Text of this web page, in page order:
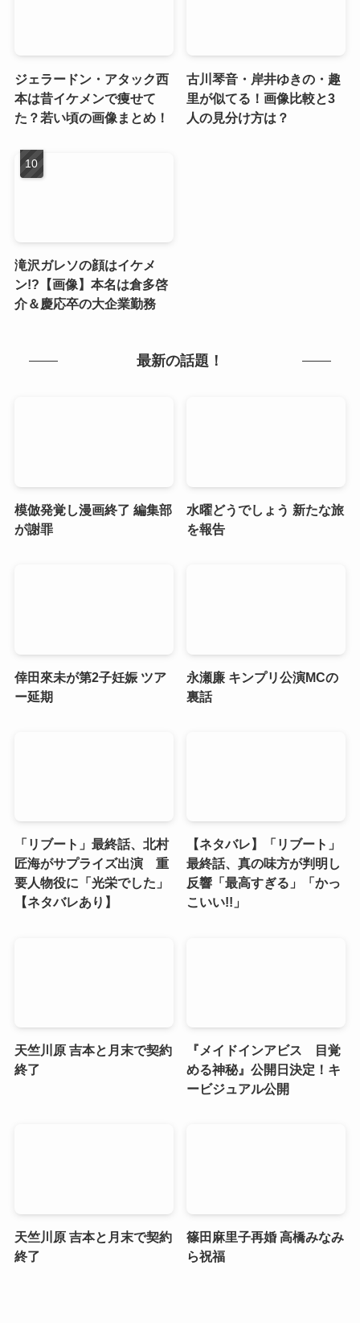
ジェラードン・アタック西
本は昔イケメンで痩せて
た？若い頃の画像まとめ！
古川琴音・岸井ゆきの・趣
里が似てる！画像比較と3
人の見分け方は？
滝沢ガレソの顔はイケメ
ン!?【画像】本名は倉多啓
介＆慶応卒の大企業勤務
最新の話題！
模倣発覚し漫画終了 編集部
が謝罪
水曜どうでしょう 新たな旅
を報告
倖田來未が第2子妊娠 ツア
ー延期
永瀬廉 キンプリ公演MCの
裏話
「リブート」最終話、北村
匠海がサプライズ出演 重
要人物役に「光栄でした」
【ネタバレあり】
【ネタバレ】「リブート」
最終話、真の味方が判明し
反響「最高すぎる」「かっ
こいい!!」
天竺川原 吉本と月末で契約
終了
『メイドインアビス 目覚
める神秘』公開日決定！キ
ービジュアル公開
天竺川原 吉本と月末で契約
終了
篠田麻里子再婚 高橋みなみ
ら祝福